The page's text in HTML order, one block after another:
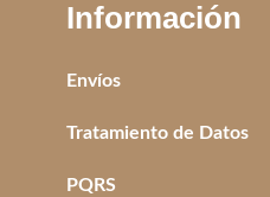
Información
Envíos
Tratamiento de Datos
PQRS